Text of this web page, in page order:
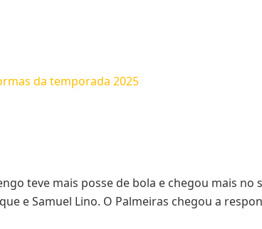
da temporada 2025
teve mais posse de bola e chegou mais
e Samuel Lino. O Palmeiras chegou a